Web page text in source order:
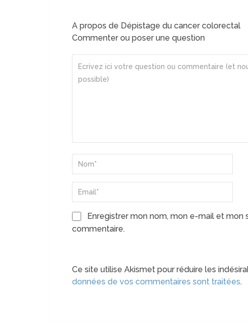
A propos de Dépistage du cancer colorectal
Commenter ou poser une question
Enregistrer mon nom, mon e-mail et mon
commentaire.
Ce site utilise Akismet pour réduire les
données de vos commentaires sont traitées.